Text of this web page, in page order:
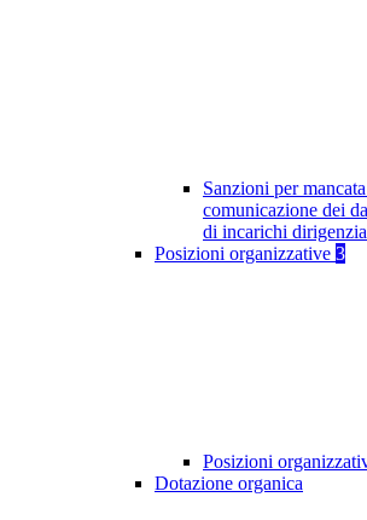
Sanzioni per
comunicazione dei
di incarichi
Posizioni organizzative 3
Posizioni
Dotazione organica